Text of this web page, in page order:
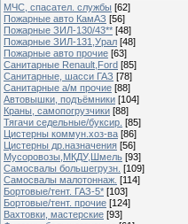
МЧС, спасател. службы [62]
Пожарные авто КамАЗ [56]
Пожарные ЗИЛ-130/43** [48]
Пожарные ЗИЛ-131,Урал [48]
Пожарные авто прочие [63]
Санитарные Renault,Ford [85]
Санитарные, шасси ГАЗ [78]
Санитарные а/м прочие [88]
Автовышки, подъёмники [104]
Краны, самопогрузчики [88]
Тягачи седельные/буксир. [85]
Цистерны коммун.хоз-ва [86]
Цистерны др.назначения [56]
Мусоровозы,МКДУ,Шмель [93]
Самосвалы большегрузн. [109]
Самосвалы малотоннаж. [114]
Бортовые/тент. ГАЗ-5* [103]
Бортовые/тент. прочие [124]
Вахтовки, мастерские [93]